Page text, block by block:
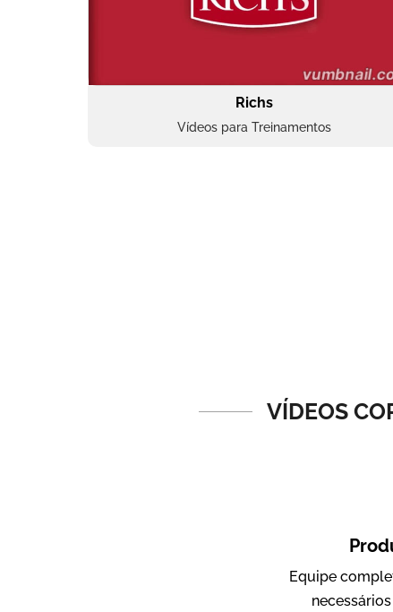
Richs
Vídeos para Treinamentos
VÍDEOS
Equipe